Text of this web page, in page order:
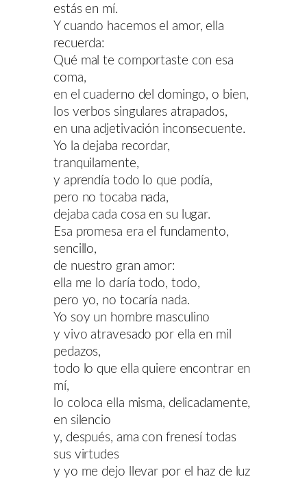
estás en mí.
Y cuando hacemos el amor, ella
recuerda:
Qué mal te comportaste con esa
coma,
en el cuaderno del domingo, o bien,
los verbos singulares atrapados,
en una adjetivación inconsecuente.
Yo la dejaba recordar,
tranquilamente,
y aprendía todo lo que podía,
pero no tocaba nada,
dejaba cada cosa en su lugar.
Esa promesa era el fundamento,
sencillo,
de nuestro gran amor:
ella me lo daría todo, todo,
pero yo, no tocaría nada.
Yo soy un hombre masculino
y vivo atravesado por ella en mil
pedazos,
todo lo que ella quiere encontrar en
mí,
lo coloca ella misma, delicadamente,
en silencio
y, después, ama con frenesí todas
sus virtudes
y yo me dejo llevar por el haz de luz